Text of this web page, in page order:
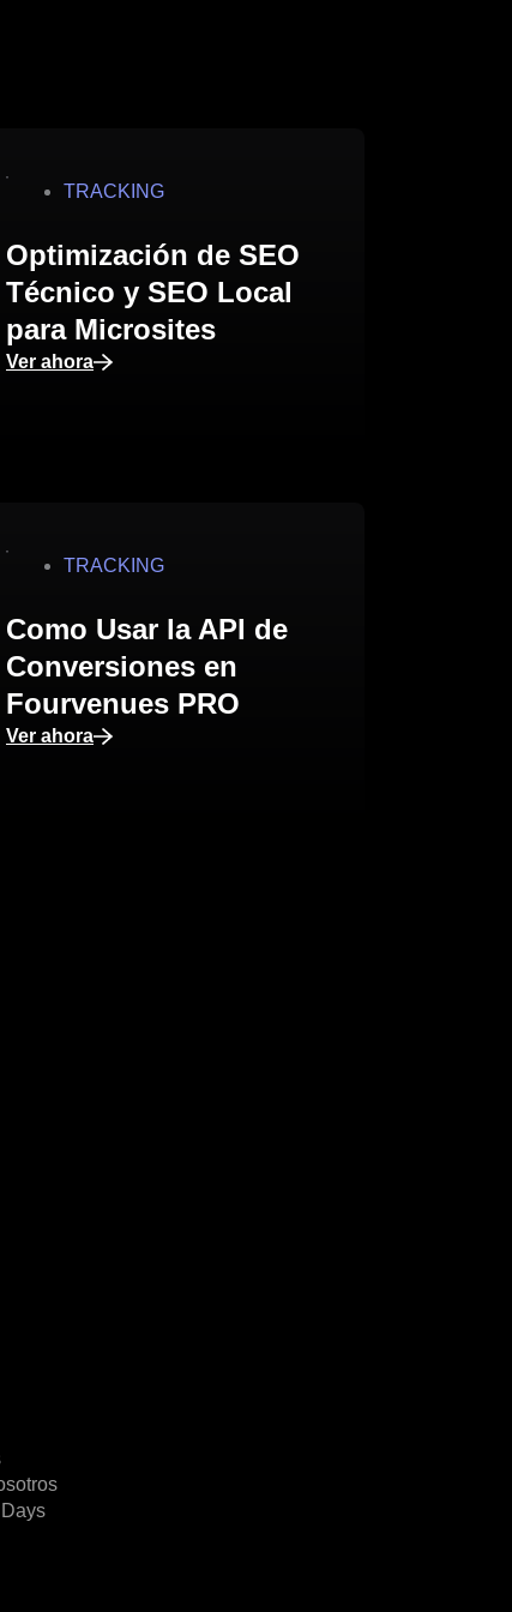
TRACKING
Optimización de SEO
Técnico y SEO Local
para Microsites
Ver ahora
TRACKING
Como Usar la API de
Conversiones en
Fourvenues PRO
Ver ahora